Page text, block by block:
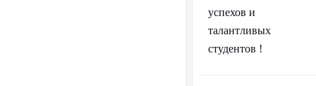
успехов и
талантливых
студентов !